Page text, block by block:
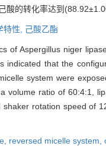
酸的转化率达到
特性, 己酸乙酯
of Aspergillus niger
indicated that the
system were
volume ratio of 60:4:1,
rotation speed of
reversed micelle system,